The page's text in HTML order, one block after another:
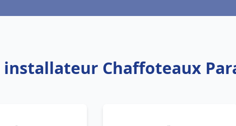
installateur Chaffoteaux